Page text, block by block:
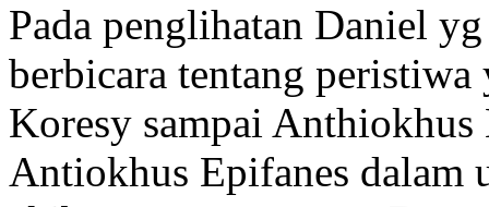
Pada penglihatan Daniel
berbicara tentang
Koresy sampai Anthiokhus
Antiokhus Epifanes dalam